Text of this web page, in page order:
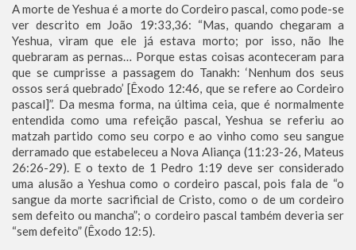
A morte de Yeshua é a morte do Cordeiro pascal, como pode-se
ver descrito em João 19:33,36: “Mas, quando chegaram a
Yeshua, viram que ele já estava morto; por isso, não lhe
quebraram as pernas… Porque estas coisas aconteceram para
que se cumprisse a passagem do Tanakh: ‘Nenhum dos seus
ossos será quebrado’ [Êxodo 12:46, que se refere ao Cordeiro
pascal]”. Da mesma forma, na última ceia, que é normalmente
entendida como uma refeição pascal, Yeshua se referiu ao
matzah partido como seu corpo e ao vinho como seu sangue
derramado que estabeleceu a Nova Aliança (11:23-26, Mateus
26:26-29). E o texto de 1 Pedro 1:19 deve ser considerado
uma alusão a Yeshua como o cordeiro pascal, pois fala de “o
sangue da morte sacrificial de Cristo, como o de um cordeiro
sem defeito ou mancha”; o cordeiro pascal também deveria ser
“sem defeito” (Êxodo 12:5).